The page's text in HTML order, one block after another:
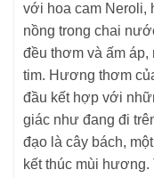
với hoa cam Neroli,
nồng trong chai
đều thơm và ấm áp,
tim. Hương thơm
đầu kết hợp với
giác như đang đi
đạo là cây bách,
kết thúc mùi hương.